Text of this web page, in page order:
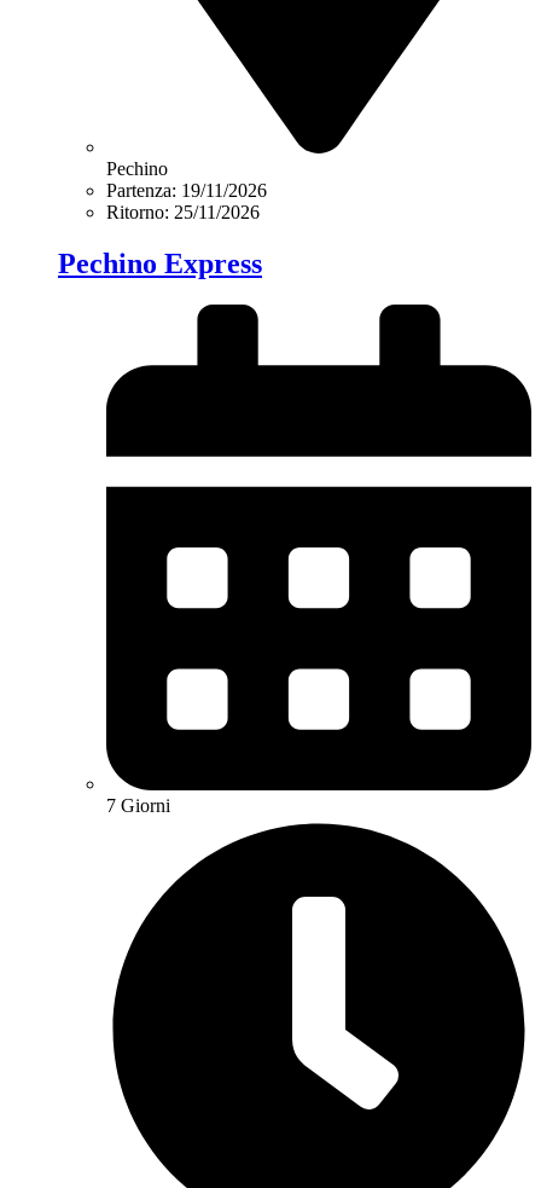
Pechino
Partenza: 19/11/2026
Ritorno: 25/11/2026
Pechino Express
7 Giorni